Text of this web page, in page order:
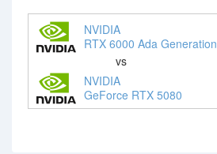
NVIDIA
RTX 6000 Ada Generation
vs
NVIDIA
GeForce RTX 5080